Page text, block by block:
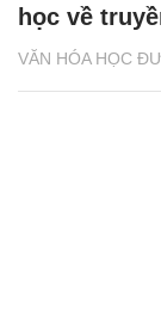
VĂN HÓA HỌC
học về